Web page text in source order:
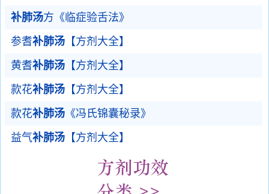
补肺汤方《临症验舌法》
参耆补肺汤 【方剂大全】
黄耆补肺汤 【方剂大全】
款花补肺汤 【方剂大全】
款花补肺汤 《冯氏锦囊秘录》
益气补肺汤 【方剂大全】